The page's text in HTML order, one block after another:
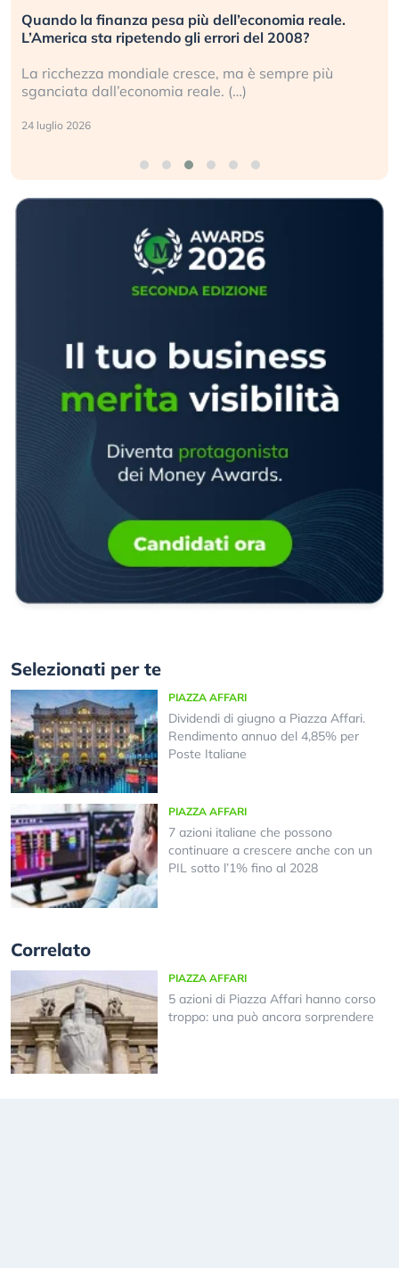
Quando la finanza pesa più dell’economia reale.
L’America sta ripetendo gli errori del 2008?
La ricchezza mondiale cresce, ma è sempre più
sganciata dall’economia reale. (…)
24 luglio 2026
Selezionati per te
PIAZZA AFFARI
Dividendi di giugno a Piazza Affari.
Rendimento annuo del 4,85% per
Poste Italiane
PIAZZA AFFARI
7 azioni italiane che possono
continuare a crescere anche con un
PIL sotto l’1% fino al 2028
Correlato
PIAZZA AFFARI
5 azioni di Piazza Affari hanno corso
troppo: una può ancora sorprendere